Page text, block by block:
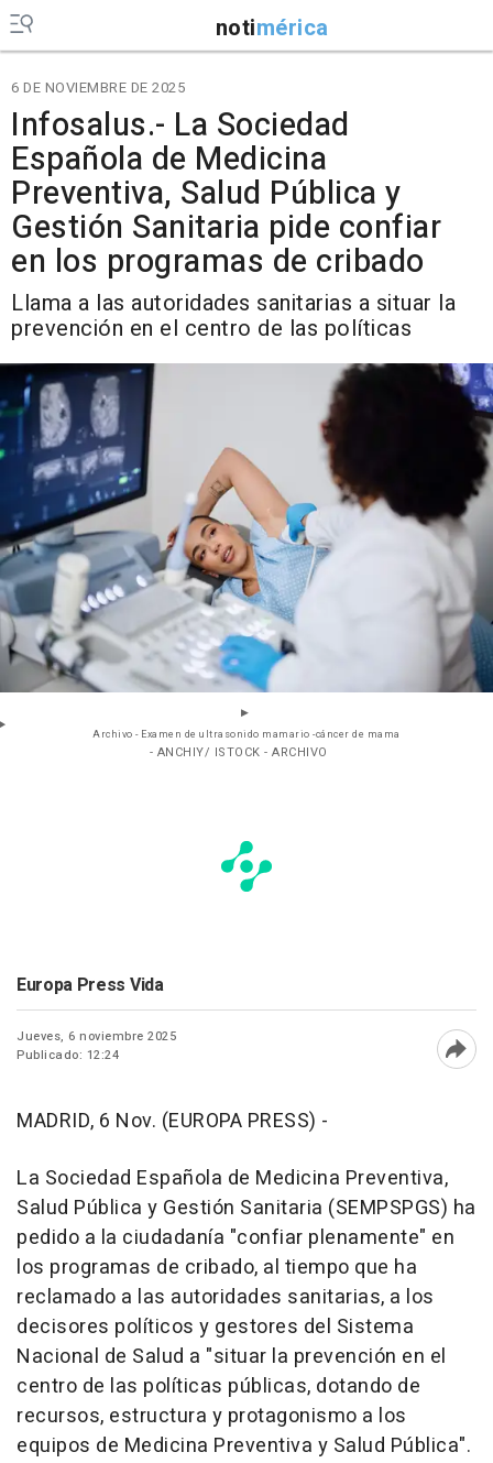
notimérica
6 DE NOVIEMBRE DE 2025
Infosalus.- La Sociedad
Española de Medicina
Preventiva, Salud Pública y
Gestión Sanitaria pide confiar
en los programas de cribado
Llama a las autoridades sanitarias a situar la
prevención en el centro de las políticas
Archivo - Examen de ultrasonido mamario -cáncer de mama
- ANCHIY/ ISTOCK - ARCHIVO
Europa Press Vida
Jueves, 6 noviembre 2025
Publicado: 12:24
MADRID, 6 Nov. (EUROPA PRESS) -
La Sociedad Española de Medicina Preventiva,
Salud Pública y Gestión Sanitaria (SEMPSPGS) ha
pedido a la ciudadanía "confiar plenamente" en
los programas de cribado, al tiempo que ha
reclamado a las autoridades sanitarias, a los
decisores políticos y gestores del Sistema
Nacional de Salud a "situar la prevención en el
centro de las políticas públicas, dotando de
recursos, estructura y protagonismo a los
equipos de Medicina Preventiva y Salud Pública".